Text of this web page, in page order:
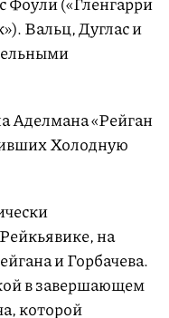
Вальц, Дуглас и
Аделмана «Рейган
Холодную
на
и Горбачева.
в завершающем
которой